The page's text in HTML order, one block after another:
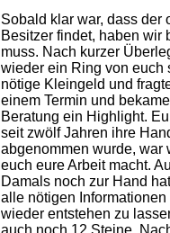
Sobald klar war, dass der
Besitzer findet, haben wir
muss. Nach kurzer
wieder ein Ring von euch
nötige Kleingeld und
einem Termin und
Beratung ein Highlight.
seit zwölf Jahren ihre
abgenommen wurde,
euch eure Arbeit macht.
Damals noch zur Hand
alle nötigen
wieder entstehen zu
auch noch 12 Steine.